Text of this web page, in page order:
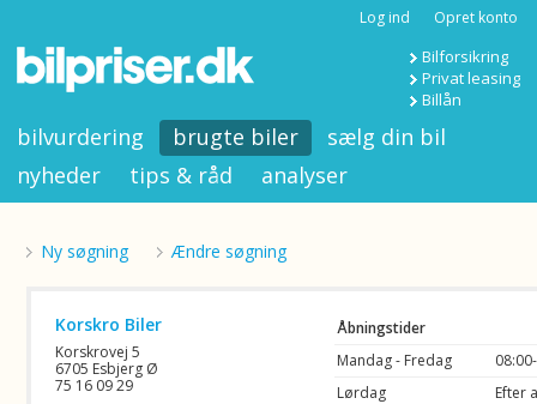
Log ind Opret konto
Bilforsikring
Privat leasing
Billån
bilvurdering brugte biler
sælg din bil
nyheder
tips & råd analyser
Ny søgning Ændre søgning
Korskro Biler
Korskrovej 5
6705 Esbjerg Ø
75 16 09 29
Åbningstider
Mandag - Fredag
Lørdag
Efter